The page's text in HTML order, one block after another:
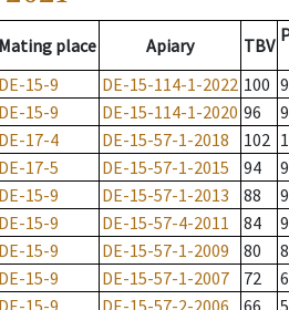
Mating place Apiary TBV
DE-15-9 DE-15-114-1-2022 100
DE-15-9 DE-15-114-1-2020 96
DE-17-4 DE-15-57-1-2018 102
DE-17-5 DE-15-57-1-2015 94
DE-15-9 DE-15-57-1-2013 88
DE-15-9 DE-15-57-4-2011 84
DE-15-9 DE-15-57-1-2009 80
DE-15-9 DE-15-57-1-2007 72